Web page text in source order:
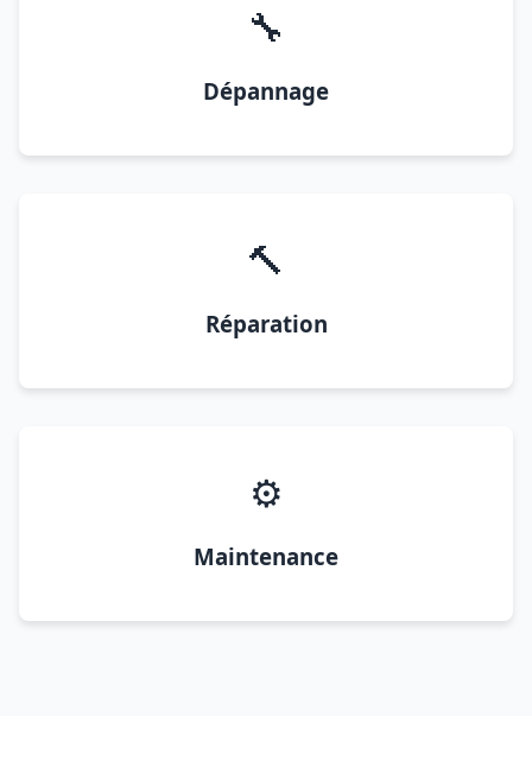
🔧
Dépannage
🔨
Réparation
⚙️
Maintenance